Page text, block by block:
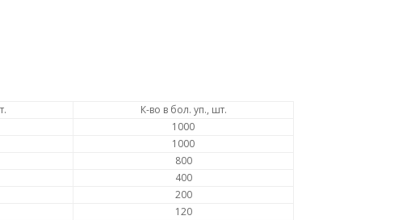
К-во в бол. уп., шт.
1000
1000
800
400
200
120